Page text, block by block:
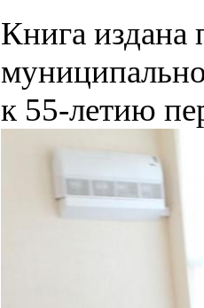
Книга издана
к 55-летию